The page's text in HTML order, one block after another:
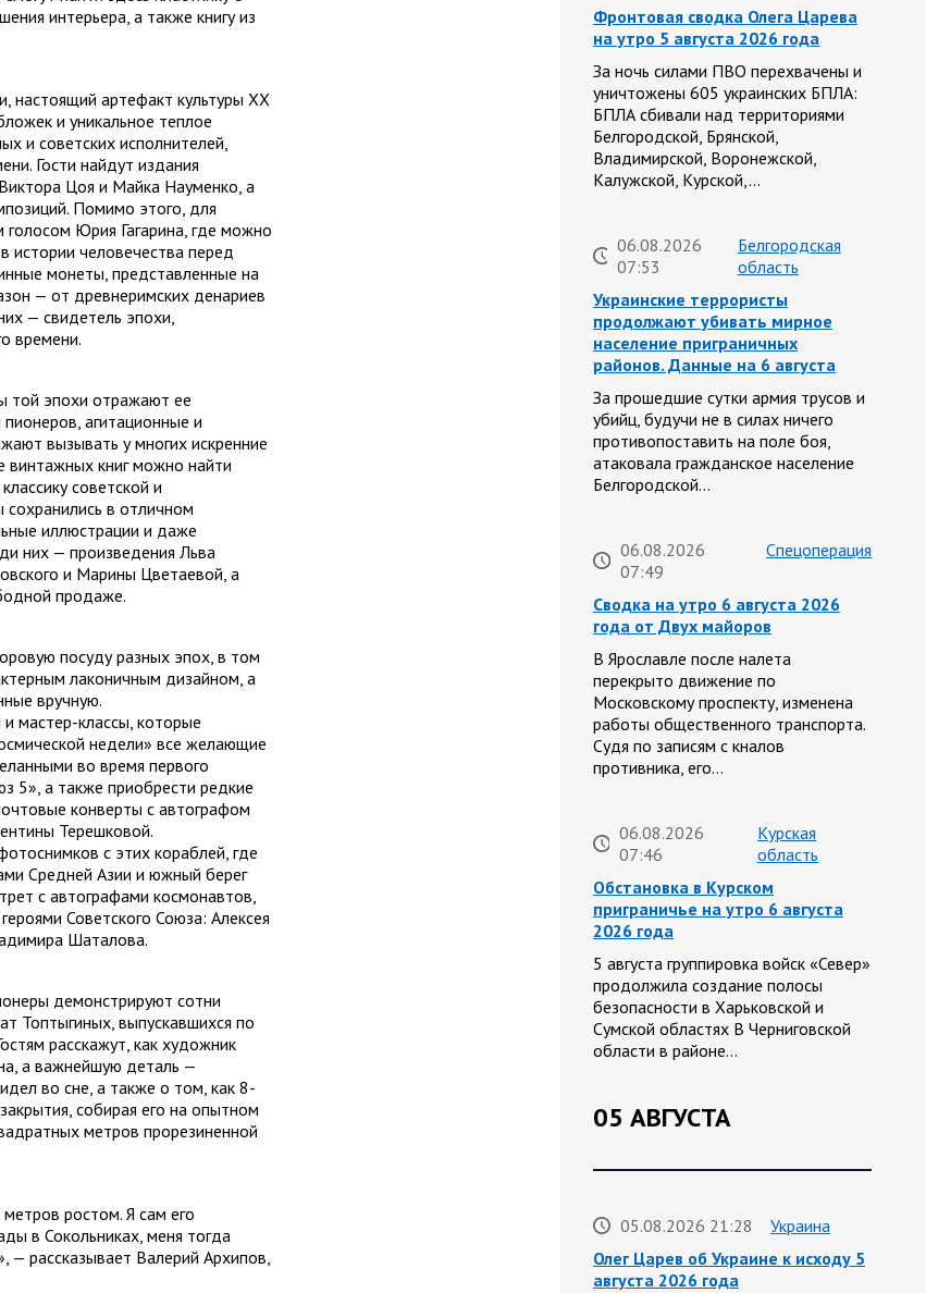
интерьера, а также книгу из
настоящий артефакт культуры XX
и уникальное теплое
и советских исполнителей,
Гости найдут издания
Цоя и Майка Науменко, а
Помимо этого, для
голосом Юрия Гагарина, где можно
истории человечества перед
монеты, представленные на
— от древнеримских денариев
— свидетель эпохи,
времени.
той эпохи отражают ее
агитационные и
вызывать у многих искренние
винтажных книг можно найти
советской и
в отличном
иллюстрации и даже
них — произведения Льва
и Марины Цветаевой, а
продаже.
посуду разных эпох, в том
лаконичным дизайном, а
вручную.
мастер-классы, которые
недели» все желающие
во время первого
5», а также приобрести редкие
конверты с автографом
Терешковой.
с этих кораблей, где
Средней Азии и южный берег
с автографами космонавтов,
Советского Союза: Алексея
Шаталова.
демонстрируют сотни
Топтыгиных, выпускавшихся по
расскажут, как художник
а важнейшую деталь —
во сне, а также о том, как 8-
собирая его на опытном
метров прорезиненной
ростом. Я сам его
в Сокольниках, меня тогда
— рассказывает Валерий Архипов,
Фронтовая сводка Олега Царева
на утро 5 августа 2026 года
За ночь силами ПВО перехвачены и
уничтожены 605 украинских БПЛА:
БПЛА сбивали над территориями
Белгородской, Брянской,
Владимирской, Воронежской,
Калужской, Курской,…
06.08.2026
07:53
Белгородская
область
Украинские террористы
продолжают убивать мирное
население приграничных
районов. Данные на 6 августа
За прошедшие сутки армия трусов и
убийц, будучи не в силах ничего
противопоставить на поле боя,
атаковала гражданское население
Белгородской…
06.08.2026
07:49
Спецоперация
Сводка на утро 6 августа 2026
года от Двух майоров
В Ярославле после налета
перекрыто движение по
Московскому проспекту, изменена
работы общественного транспорта.
Судя по записям с кналов
противника, его…
06.08.2026
07:46
Курская
область
Обстановка в Курском
приграничье на утро 6 августа
2026 года
5 августа группировка войск «Север»
продолжила создание полосы
безопасности в Харьковской и
Сумской областях В Черниговской
области в районе…
05 АВГУСТА
05.08.2026 21:28
Украина
Олег Царев об Украине к исходу 5
августа 2026 года